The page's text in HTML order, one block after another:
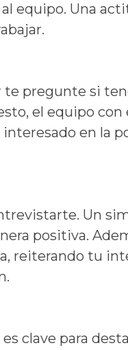
equipo. Una
pregunte si
el equipo con
en la
Un
positiva.
reiterando tu
clave para